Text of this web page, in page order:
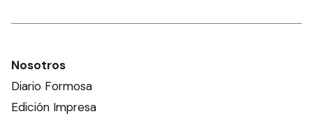
Nosotros
Diario Formosa
Edición Impresa